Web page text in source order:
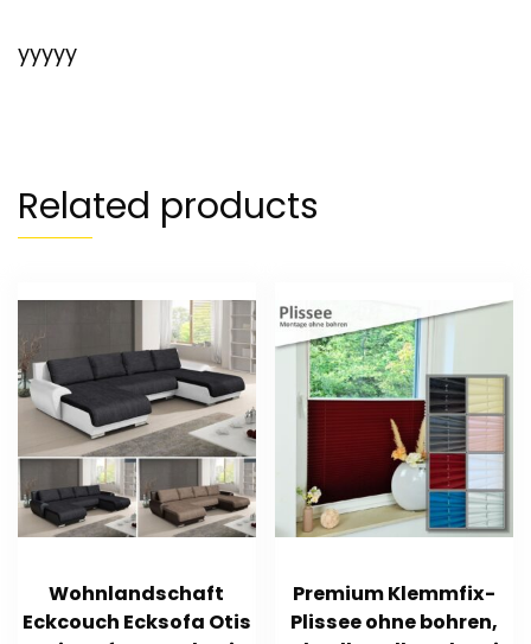
yyyyy
Related products
Wohnlandschaft
Eckcouch Ecksofa Otis
Premium Klemmfix-
Plissee ohne bohren,